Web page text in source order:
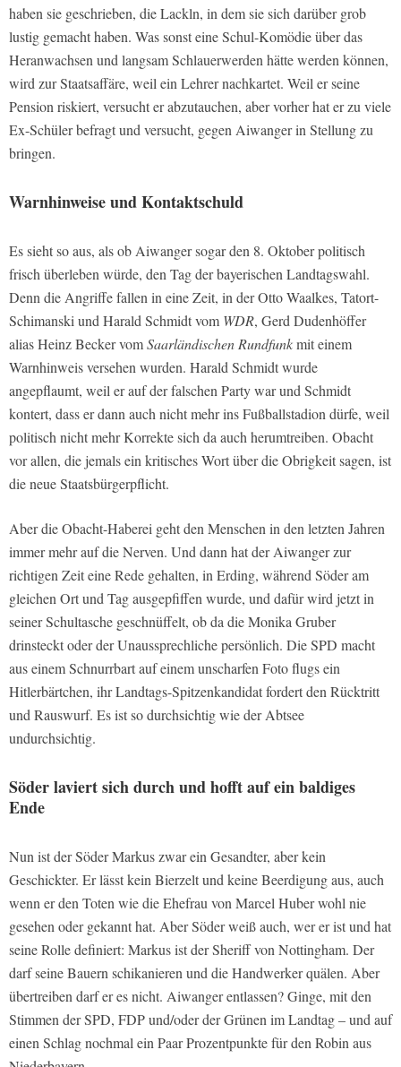
haben sie geschrieben, die Lackln, in dem sie sich darüber grob
lustig gemacht haben. Was sonst eine Schul-Komödie über das
Heranwachsen und langsam Schlauerwerden hätte werden können,
wird zur Staatsaffäre, weil ein Lehrer nachkartet. Weil er seine
Pension riskiert, versucht er abzutauchen, aber vorher hat er zu viele
Ex-Schüler befragt und versucht, gegen Aiwanger in Stellung zu
bringen.
Warnhinweise und Kontaktschuld
Es sieht so aus, als ob Aiwanger sogar den 8. Oktober politisch
frisch überleben würde, den Tag der bayerischen Landtagswahl.
Denn die Angriffe fallen in eine Zeit, in der Otto Waalkes, Tatort-
Schimanski und Harald Schmidt vom WDR, Gerd Dudenhöffer
alias Heinz Becker vomSaarländischen Rundfunkmit einem
Warnhinweis versehen wurden. Harald Schmidt wurde
angepflaumt, weil er auf der falschen Party war und Schmidt
kontert, dass er dann auch nicht mehr ins Fußballstadion dürfe, weil
politisch nicht mehr Korrekte sich da auch herumtreiben. Obacht
vor allen, die jemals ein kritisches Wort über die Obrigkeit sagen, ist
die neue Staatsbürgerpflicht.
Aber die Obacht-Haberei geht den Menschen in den letzten Jahren
immer mehr auf die Nerven. Und dann hat der Aiwanger zur
richtigen Zeit eine Rede gehalten, in Erding, während Söder am
gleichen Ort und Tag ausgepfiffen wurde, und dafür wird jetzt in
seiner Schultasche geschnüffelt, ob da die Monika Gruber
drinsteckt oder der Unaussprechliche persönlich. Die SPD macht
aus einem Schnurrbart auf einem unscharfen Foto flugs ein
Hitlerbärtchen, ihr Landtags-Spitzenkandidat fordert den Rücktritt
und Rauswurf. Es ist so durchsichtig wie der Abtsee
undurchsichtig.
Söder laviert sich durch und hofft auf ein baldiges
Ende
Nun ist der Söder Markus zwar ein Gesandter, aber kein
Geschickter. Er lässt kein Bierzelt und keine Beerdigung aus, auch
wenn er den Toten wie die Ehefrau von Marcel Huber wohl nie
gesehen oder gekannt hat. Aber Söder weiß auch, wer er ist und hat
seine Rolle definiert: Markus ist der Sheriff von Nottingham. Der
darf seine Bauern schikanieren und die Handwerker quälen. Aber
übertreiben darf er es nicht. Aiwanger entlassen? Ginge, mit den
Stimmen der SPD, FDP und/oder der Grünen im Landtag – und auf
einen Schlag nochmal ein Paar Prozentpunkte für den Robin aus